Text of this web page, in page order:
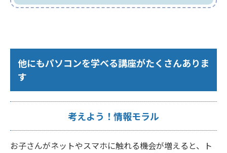
他にもパソコンを学べる講座がたくさんありま
す
考えよう！情報モラル
お子さんがネットやスマホに触れる機会が増えると、ト